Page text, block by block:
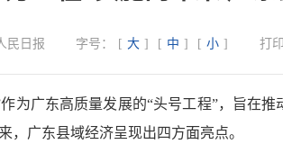
民日报 字号： [ 大 ] [ 中 ] [ 小 ] 打
为广东高质量发展的“头号工程”，旨在
，广东县域经济呈现出四方面亮点。